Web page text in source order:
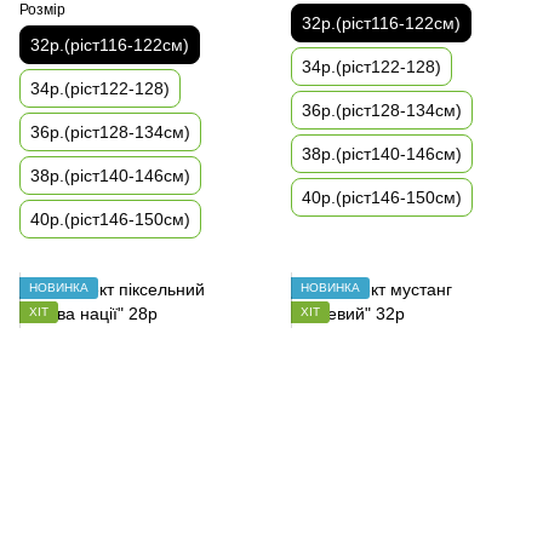
Розмір
32р.(ріст116-122см)
34р.(ріст122-128)
36р.(ріст128-134см)
38р.(ріст140-146см)
40р.(ріст146-150см)
32р.(ріст116-122см)
34р.(ріст122-128)
36р.(ріст128-134см)
38р.(ріст140-146см)
40р.(ріст146-150см)
НОВИНКА
ХІТ
НОВИНКА
ХІТ